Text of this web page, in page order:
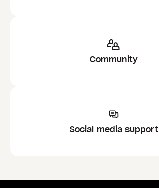
Community
Social media support